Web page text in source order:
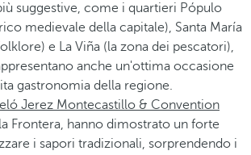
suggestive, come i quartieri Pópulo
medievale della capitale), Santa María
e La Viña (la zona dei pescatori),
anche un'ottima occasione
gastronomia della regione.
Jerez Montecastillo & Convention
Frontera, hanno dimostrato un forte
i sapori tradizionali, sorprendendo i